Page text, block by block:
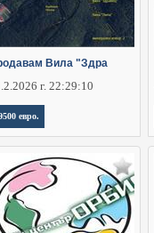
Вила "Здра
г. 22:29:10
евро.